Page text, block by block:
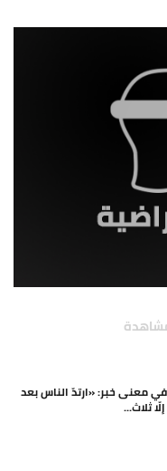
معنى خبر: «ارتدّ الناس بعد
ثلاث...